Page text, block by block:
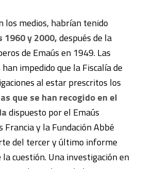
los medios, habrían tenido
y 2000,después de la
de Emaús en 1949. Las
impedido que la Fiscalía de
al estar prescritos los
que se han recogido en el
dispuesto por el Emaús
Francia y la Fundación Abbé
del tercer y último informe
cuestión. Una investigación en